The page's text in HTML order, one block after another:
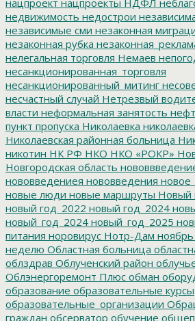
недвижимость недострои
независимые сми незаконная
незаконная рубка
нелегальная торговля Немаев
несанкционированная_торговля
несанкционированный_митинг
несчастный случай Нетрезвый
власти неформальная занятость
пункт пропуска Николаевка
Николаевская районная больница
никотин НК РФ НКО НКО «РОКР»
Новгородская область
нововведениея нововведения
новые люди новые маршруты Новый
новый год_2022 новый год_2024
новый_год_2024 новый_год_2025
питания норовирус Нотр-Дам ноябрь
неделю Областная больница
облздрав Облученский район
Облэнергоремонт Плюс обман
образование образовательные курсы
образовательные_организации
граждан обсерватор обучение